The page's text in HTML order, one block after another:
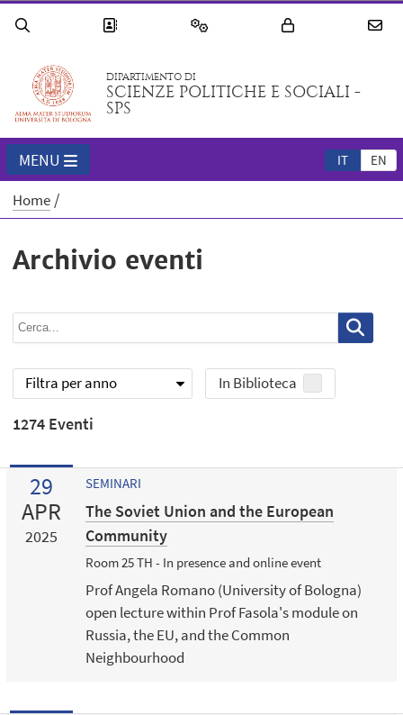
DIPARTIMENTO DI
SCIENZE POLITICHE E SOCIALI -
SPS
IT EN
MENU
Home
Archivio eventi
Filtra per anno In Biblioteca
1274 Eventi
29
APR
2025
SEMINARI
The Soviet Union and the European
Community
Room 25 TH - In presence and online event
Prof Angela Romano (University of Bologna)
open lecture within Prof Fasola's module on
Russia, the EU, and the Common
Neighbourhood